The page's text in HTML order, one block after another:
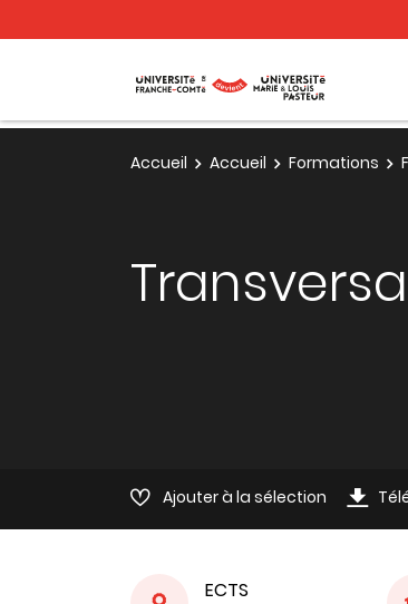
Accueil Accueil Formations
Ajouter à la sélection
ECTS